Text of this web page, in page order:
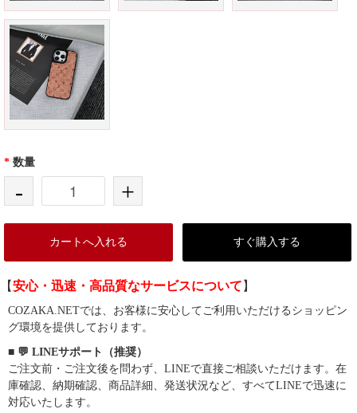
* 数量
- +
カートへ入れる すぐ購入する
【安心・迅速・高品質なサービスについて 】
COZAKA.NETでは、お客様に安心してご利用いただけるショッピン
グ環境を提供しております。
■ 💬 LINEサポート（推奨）
ご注文前・ご注文後を問わず、LINEで直接ご相談いただけます。在
庫確認、納期確認、商品詳細、発送状況など、すべてLINEで迅速に
対応いたします。